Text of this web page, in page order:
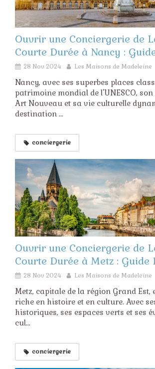
Ouvrir une Conciergerie de
Courte Durée à Nancy :
28 Nov 2024 Les Maisons de Madeleine
Nancy, avec ses superbes places
patrimoine mondial de l'UNESCO,
Art Nouveau et sa vie culturelle
destination ...
conciergerie
Ouvrir une Conciergerie de
Courte Durée à Metz : Guide
28 Nov 2024 Les Maisons de Madeleine
Metz, capitale de la région Grand Est,
riche en histoire et en culture. Avec
historiques, ses espaces verts et ses
cul...
conciergerie